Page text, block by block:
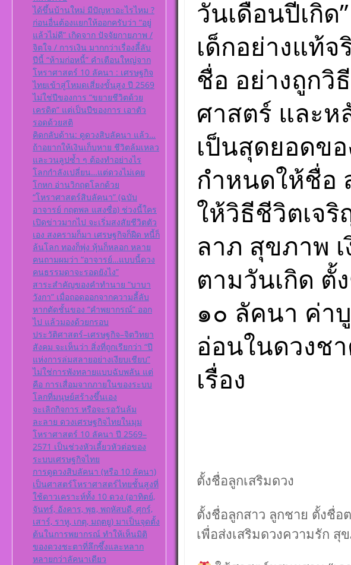
ศาสตร์ มหาทักษา พลัง
ดาวพระเคราะห์ ตั้ง
ดวงถอดดาวด้วยโหรา
ศาตร์ ๑๐ ลัคนา ออกมา
เป็นจุดอ่อนจุดแข็ง
แก้ไขข้อบกพร่องในพื้น
ดวงชาตา
เสาร์ ตั้งชื่อดี เป็นมงคล
ชื่อมงคล ตั้งชื่อ เลข
ศาสตร์ มหาทักษา พลัง
ดาวพระเคราะห์ ตั้ง
ดวงถอดดาวด้วยโหรา
ศาตร์ ๑๐ ลัคนา ออกมา
เป็นจุดอ่อนจุดแข็ง
แก้ไขข้อบกพร่องในพื้น
ดวงชาตา
ตั้งชื่อมงคลคนเกิดวัน
อาทิตย์ ตั้งชื่อดี เป็น
เลขศาสตร์ มหาทักษา
พลังดาวพระเคราะห์
ตั้งดวงถอดดาวด้วย
โหราศาตร์ ๑๐ ลัคนา
ออกมาเป็นจุดอ่อนจุด
แข็งแก้ไขข้อบกพร่อง
ในพื้นดวงชาตา
ได้ขึ้นบ้านใหม่ มีปัญหาอะไรไหม ?
ก่อนอื่นต้องแยกให้ออกครับว่า “อยู่
แล้วไม่ดี” เกิดจาก ปัจจัยกายภาพ /
จิตใจ / การเงิน มากกว่าเรื่องลี้ลับ
ปีนี้ “ห้ามก่อหนี้” คำเตือนใหญ่จาก
โหราศาสตร์ 10 ลัคนา : เศรษฐกิจ
ไทยเข้าสู่โหมดเสี่ยงขั้นสูง ปี 2569
ไม่ใช่ปีของการ “ขยายชีวิตด้วย
เครดิต” แต่เป็นปีของการ เอาตัว
รอดด้วยสติ
คิดกลับด้าน: ดูดวงสิบลัคนา แล้ว…
ถ้าอยากให้เงินเก็บหาย ชีวิตล้มเหลว
และวนลูปซ้ำ ๆ ต้องทำอย่างไร
โลกกำลังเปลี่ยน…แต่ดวงไม่เคย
โกหก อ่านวิกฤตโลกด้วย
“โหราศาสตร์สิบลัคนา” (ฉบับ
อาจารย์ กฤตพล แสงซื่อ) ช่วงนี้ใคร
เปิดข่าวมากไป จะเริ่มสงสัยชีวิตตัว
เอง สงครามก็มา เศรษฐกิจก็ฝืด หนี้ก็
ล้นโลก ทองก็พุ่ง หุ้นก็หลอก หลาย
คนถามผมว่า “อาจารย์…แบบนี้ดวง
คนธรรมดาจะรอดยังไง”
สาระสำคัญของคำทำนาย “บาบา
วังกา” เมื่อถอดออกจากความลี้ลับ
หากตัดชั้นของ “คำพยากรณ์” ออก
ไป แล้วมองด้วยกรอบ
ประวัติศาสตร์–เศรษฐกิจ–จิตวิทยา
สังคม จะเห็นว่า สิ่งที่ถูกเรียกว่า “ปี
แห่งการล่มสลายอย่างเงียบเชียบ”
ไม่ใช่การพังทลายแบบฉับพลัน แต่
คือ การเสื่อมจากภายในของระบบ
โลกที่มนุษย์สร้างขึ้นเอง
จะเลิกกิจการ หรือจะรอวันล้ม
ละลาย ดวงเศรษฐกิจไทยในมุม
โหราศาสตร์ 10 ลัคนา ปี 2569–
2571 เป็นช่วงหัวเลี้ยวหัวต่อของ
ระบบเศรษฐกิจไทย
การดูดวงสิบลัคนา (หรือ 10 ลัคนา)
เป็นศาสตร์โหราศาสตร์ไทยชั้นสูงที่
ใช้ดาวเคราะห์ทั้ง 10 ดวง (อาทิตย์,
จันทร์, อังคาร, พุธ, พฤหัสบดี, ศุกร์,
เสาร์, ราหู, เกตุ, มฤตยู) มาเป็นจุดตั้ง
ต้นในการพยากรณ์ ทำให้เห็นมิติ
ของดวงชะตาที่ลึกซึ้งและหลาก
หลายกว่าลัคนาเดียว
วันเดือนปีเกิ
เด็กอย่างแท้จ
ชื่อ อย่างถูกวิ
ศาสตร์ และห
เป็นสุดยอดข
กำหนดให้ชื่อ
ให้วิธีชีวิตเจริ
ลาภ สุขภาพ
ตามวันเกิด ตั้
๑๐ ลัคนา ค่า
อ่อนในดวงช
เรื่อง
ตั้งชื่อลูกเสริมดวง
ตั้งชื่อลูกสาว ลูกชาย ตั้งชื่อ
เพื่อส่งเสริมดวงความรัก